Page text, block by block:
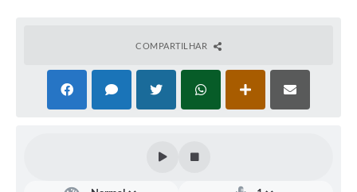
COMPARTILHAR